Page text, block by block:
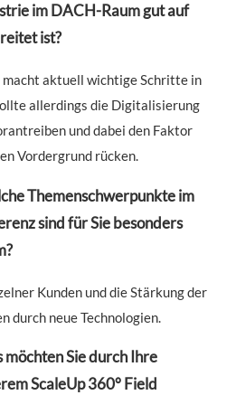
im DACH-Raum gut auf
ist?
aktuell wichtige Schritte in
allerdings die Digitalisierung
und dabei den Faktor
Vordergrund rücken.
Themenschwerpunkte im
sind für Sie besonders
Kunden und die Stärkung der
durch neue Technologien.
möchten Sie durch Ihre
ScaleUp 360° Field